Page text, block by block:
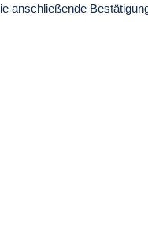
anschließende